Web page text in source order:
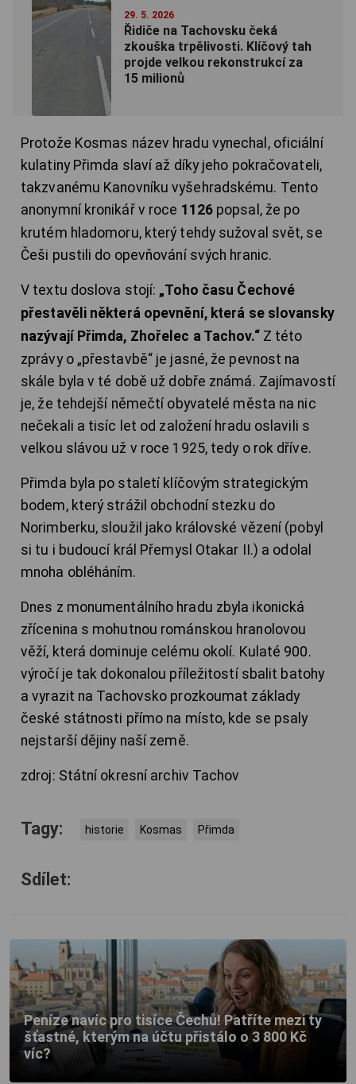
29. 5. 2026
Řidiče na Tachovsku čeká
zkouška trpělivosti. Klíčový tah
projde velkou rekonstrukcí za
15 milionů
Protože Kosmas název hradu vynechal, oficiální
kulatiny Přimda slaví až díky jeho pokračovateli,
takzvanému Kanovníku vyšehradskému. Tento
anonymní kronikář v roce 1126popsal, že po
krutém hladomoru, který tehdy sužoval svět, se
Češi pustili do opevňování svých hranic.
V textu doslova stojí: „Toho času Čechové
přestavěli některá opevnění, která se slovansky
nazývají Přimda, Zhořelec a Tachov.“Z této
zprávy o „přestavbě“ je jasné, že pevnost na
skále byla v té době už dobře známá. Zajímavostí
je, že tehdejší němečtí obyvatelé města na nic
nečekali a tisíc let od založení hradu oslavili s
velkou slávou už v roce 1925, tedy o rok dříve.
Přimda byla po staletí klíčovým strategickým
bodem, který strážil obchodní stezku do
Norimberku, sloužil jako královské vězení (pobyl
si tu i budoucí král Přemysl Otakar II.) a odolal
mnoha obléháním.
Dnes z monumentálního hradu zbyla ikonická
zřícenina s mohutnou románskou hranolovou
věží, která dominuje celému okolí. Kulaté 900.
výročí je tak dokonalou příležitostí sbalit batohy
a vyrazit na Tachovsko prozkoumat základy
české státnosti přímo na místo, kde se psaly
nejstarší dějiny naší země.
zdroj: Státní okresní archiv Tachov
Tagy: historie Kosmas Přimda
Sdílet:
Peníze navíc pro tisíce Čechů! Patříte mezi ty
šťastné, kterým na účtu přistálo o 3 800 Kč
víc?